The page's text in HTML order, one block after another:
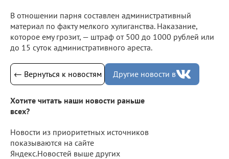
В отношении парня составлен административный
материал по факту мелкого хулиганства. Наказание,
которое ему грозит, — штраф от 500 до 1000 рублей или
до 15 суток административного ареста.
← Вернуться к новостям Другие новости в
Хотите читать наши новости раньше
всех?
Новости из приоритетных источников
показываются на сайте
Яндекс.Новостей выше других